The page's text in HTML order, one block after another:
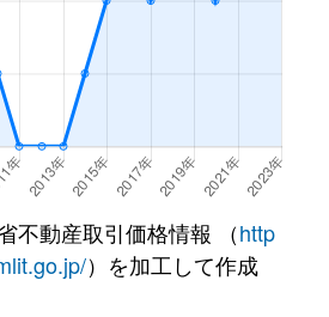
不動産取引価格情報 （http
）を加工して作成